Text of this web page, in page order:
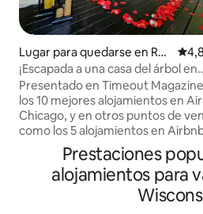
Lugar para quedarse en Rac
ine
¡Escapada a una casa del árbol en
Wisconsin!
Presentado en Timeout
los 10 mejores alojamientos en
Chicago, y en otros puntos de
como los 5 alojamientos en
románticos y mejores de
este espacio tiene una
inmersiva en la naturaleza, con
un arroyo y bosques con todas las
comodidades modernas. ¡Imagínese en
Prestaciones
alojamientos para